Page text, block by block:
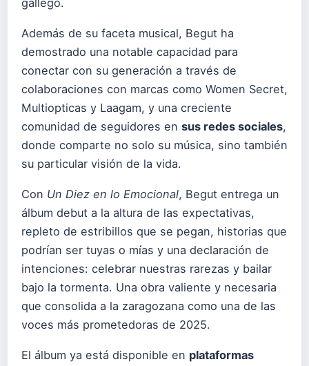
Además de su faceta musical, Begut ha
demostrado una notable capacidad para
conectar con su generación a través de
colaboraciones con marcas como Women Secret,
Multiopticas y Laagam, y una creciente
comunidad de seguidores en sus redes sociales,
donde comparte no solo su música, sino también
su particular visión de la vida.
Con Un Diez en lo Emocional, Begut entrega un
álbum debut a la altura de las expectativas,
repleto de estribillos que se pegan, historias que
podrían ser tuyas o mías y una declaración de
intenciones: celebrar nuestras rarezas y bailar
bajo la tormenta. Una obra valiente y necesaria
que consolida a la zaragozana como una de las
voces más prometedoras de 2025.
El álbum ya está disponible en plataformas